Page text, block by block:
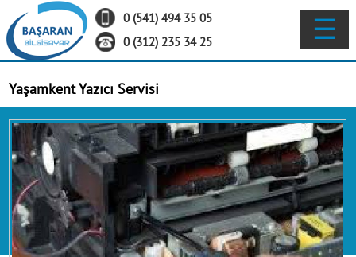
0 (541) 494 35 05
0 (312) 235 34 25
ANA SAYFA ☰
Yaşamkent Yazıcı Servisi